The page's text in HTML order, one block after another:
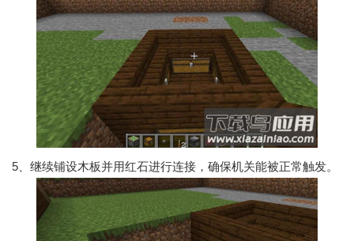
5、继续铺设木板并用红石进行连接，确保机关能被正常触发。